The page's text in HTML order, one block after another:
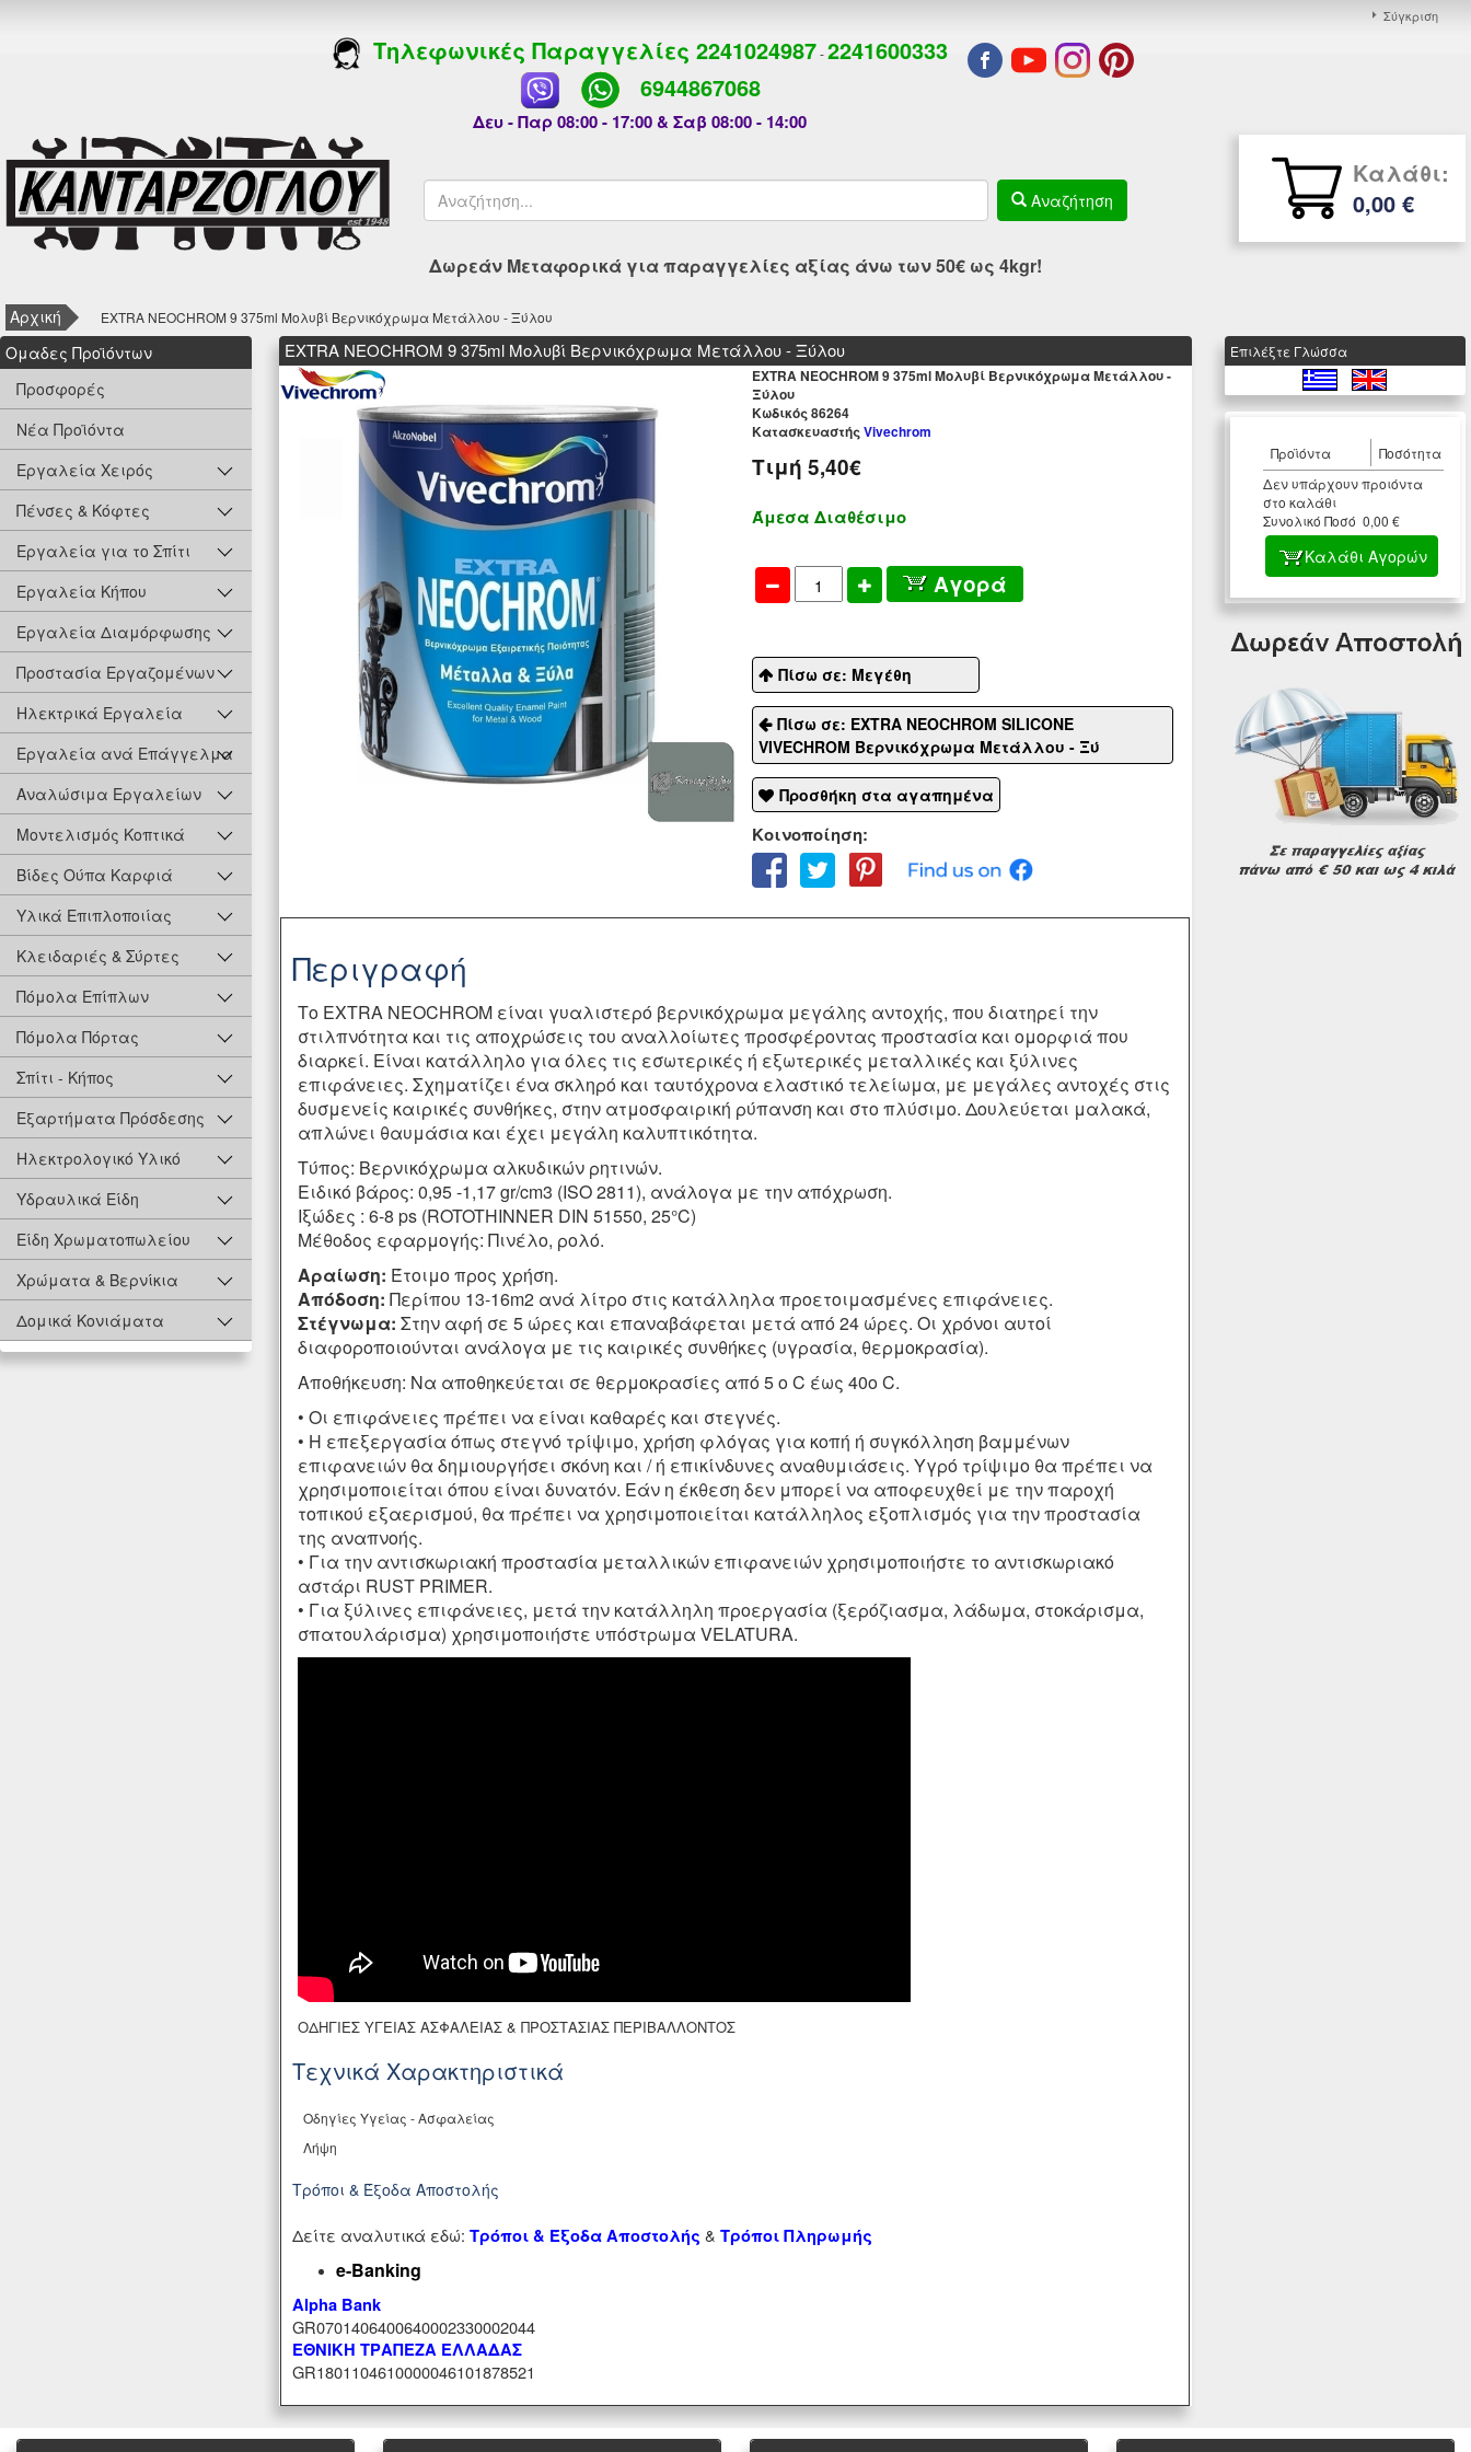
Σύγκριση
Τηλεφωνικές Παραγγελίες 2241024987-2241600333
6944867068
Δευ - Παρ 08:00 - 17:00 & Σαβ 08:00 - 14:00
Αναζήτηση
Καλάθι:
0,00 €
Δωρεάν Μεταφορικά για παραγγελίες αξίας άνω των 50€ ως 4kgr!
Αρχική EXTRA NEOCHROM 9 375ml Μολυβί Βερνικόχρωμα Μετάλλου - Ξύλου
Oμαδες Προϊόντων
Προσφορές
Νέα Προϊόντα
Εργαλεία Χειρός
Πένσες & Κόφτες
Εργαλεία για το Σπίτι
Εργαλεία Κήπου
Εργαλεία Διαμόρφωσης
Προστασία Εργαζομένων
Ηλεκτρικά Εργαλεία
Εργαλεία ανά Επάγγελμα
Αναλώσιμα Εργαλείων
Μοντελισμός Κοπτικά
Βίδες Ούπα Καρφιά
Υλικά Επιπλοποιίας
Κλειδαριές & Σύρτες
Πόμολα Επίπλων
Πόμολα Πόρτας
Σπίτι - Κήπος
Εξαρτήματα Πρόσδεσης
Ηλεκτρολογικό Υλικό
Υδραυλικά Είδη
Είδη Χρωματοπωλείου
Χρώματα & Βερνίκια
Δομικά Κονιάματα
EXTRA NEOCHROM 9 375ml Μολυβί Βερνικόχρωμα Μετάλλου - Ξύλου
EXTRA NEOCHROM 9 375ml Μολυβί Βερνικόχρωμα Μετάλλου -
Ξύλου
Kωδικός 86264
ΚατασκευαστήςVivechrom
Τιμή 5,40€
Άμεσα Διαθέσιμο
Αγορά
Πίσω σε: Μεγέθη
Πίσω σε: EXTRA NEOCHROM SILICONE
VIVECHROM Βερνικόχρωμα Μετάλλου - Ξύ
Προσθήκη στα αγαπημένα
Κοινοποίηση:
Περιγραφή
Το EXTRA NEOCHROM είναι γυαλιστερό βερνικόχρωμα μεγάλης αντοχής, που διατηρεί την
στιλπνότητα και τις αποχρώσεις του αναλλοίωτες προσφέροντας προστασία και ομορφιά που
διαρκεί. Είναι κατάλληλο για όλες τις εσωτερικές ή εξωτερικές μεταλλικές και ξύλινες
επιφάνειες. Σχηματίζει ένα σκληρό και ταυτόχρονα ελαστικό τελείωμα, με μεγάλες αντοχές στις
δυσμενείς καιρικές συνθήκες, στην ατμοσφαιρική ρύπανση και στο πλύσιμο. Δουλεύεται μαλακά,
απλώνει θαυμάσια και έχει μεγάλη καλυπτικότητα.
Τύπος: Βερνικόχρωμα αλκυδικών ρητινών.
Ειδικό βάρος: 0,95 -1,17 gr/cm3 (ISO 2811), ανάλογα με την απόχρωση.
Ιξώδες : 6-8 ps (ROTOTHINNER DIN 51550, 25°C)
Μέθοδος εφαρμογής: Πινέλο, ρολό.
Αραίωση: Έτοιμο προς χρήση.
Απόδοση: Περίπου 13-16m2 ανά λίτρο στις κατάλληλα προετοιμασμένες επιφάνειες.
Στέγνωμα: Στην αφή σε 5 ώρες και επαναβάφεται μετά από 24 ώρες. Οι χρόνοι αυτοί
διαφοροποιούνται ανάλογα με τις καιρικές συνθήκες (υγρασία, θερμοκρασία).
Αποθήκευση: Να αποθηκεύεται σε θερμοκρασίες από 5 ο C έως 40ο C.
• Οι επιφάνειες πρέπει να είναι καθαρές και στεγνές.
• Η επεξεργασία όπως στεγνό τρίψιμο, χρήση φλόγας για κοπή ή συγκόλληση βαμμένων
επιφανειών θα δημιουργήσει σκόνη και / ή επικίνδυνες αναθυμιάσεις. Υγρό τρίψιμο θα πρέπει να
χρησιμοποιείται όπου είναι δυνατόν. Εάν η έκθεση δεν μπορεί να αποφευχθεί με την παροχή
τοπικού εξαερισμού, θα πρέπει να χρησιμοποιείται κατάλληλος εξοπλισμός για την προστασία
της αναπνοής.
• Για την αντισκωριακή προστασία μεταλλικών επιφανειών χρησιμοποιήστε το αντισκωριακό
αστάρι RUST PRIMER.
• Για ξύλινες επιφάνειες, μετά την κατάλληλη προεργασία (ξερόζιασμα, λάδωμα, στοκάρισμα,
σπατουλάρισμα) χρησιμοποιήστε υπόστρωμαVELATURA.
ΟΔΗΓΙΕΣ ΥΓΕΙΑΣ ΑΣΦΑΛΕΙΑΣ & ΠΡΟΣΤΑΣΙΑΣ ΠΕΡΙΒΑΛΛΟΝΤΟΣ
Τεχνικά Χαρακτηριστικά
Οδηγίες Υγείας - Ασφαλείας
Λήψη
Τρόποι & Έξοδα Αποστολής
Δείτε αναλυτικά εδώ:Τρόποι & Έξοδα Αποστολής &Τρόποι Πληρωμής
e-Banking
Alpha Bank
GR0701406400640002330002044
ΕΘΝΙΚΗ ΤΡΑΠΕΖΑ ΕΛΛΑΔΑΣ
GR1801104610000046101878521
Eπιλέξτε Γλώσσα
Προϊόντα
Ποσότητα
Δεν υπάρχουν προιόντα
στο καλάθι
Συνολικό Ποσό 0,00 €
Καλάθι Αγορών